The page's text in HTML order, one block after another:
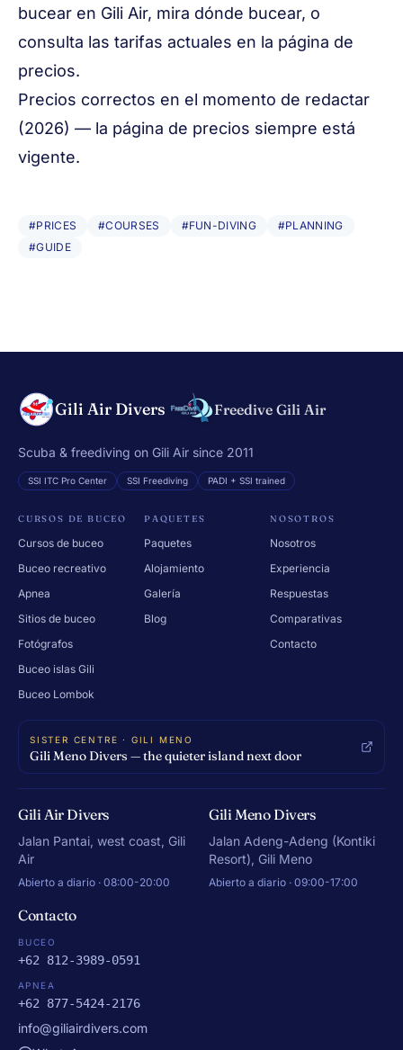
bucear en Gili Air, mira dónde bucear, o
consulta las tarifas actuales en la página de
precios.
Precios correctos en el momento de redactar
(2026) — la página de precios siempre está
vigente.
#PRICES #COURSES #FUN-DIVING
#PLANNING
#GUIDE
Gili Air Divers Freedive Gili Air
Scuba & freediving on Gili Air since 2011
SSI ITC Pro Center SSI Freediving PADI + SSI trained
CURSOS DE BUCEO
Cursos de buceo
Buceo recreativo
Apnea
Sitios de buceo
Fotógrafos
Buceo islas Gili
Buceo Lombok
PAQUETES
Paquetes
Alojamiento
Galería
Blog
NOSOTROS
Nosotros
Experiencia
Respuestas
Comparativas
Contacto
SISTER CENTRE · GILI MENO
Gili Meno Divers — the quieter island next door
Gili Air Divers
Jalan Pantai, west coast, Gili
Air
Abierto a diario · 08:00-20:00
Gili Meno Divers
Jalan Adeng-Adeng (Kontiki
Resort), Gili Meno
Abierto a diario · 09:00-17:00
Contacto
BUCEO
+62 812-3989-0591
APNEA
+62 877-5424-2176
info@giliairdivers.com